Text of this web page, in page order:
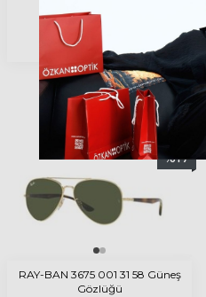
Gözlüğü
7.914 TL 5.479
%17
RAY-BAN 3675 001 31 58 Güneş
Gözlüğü